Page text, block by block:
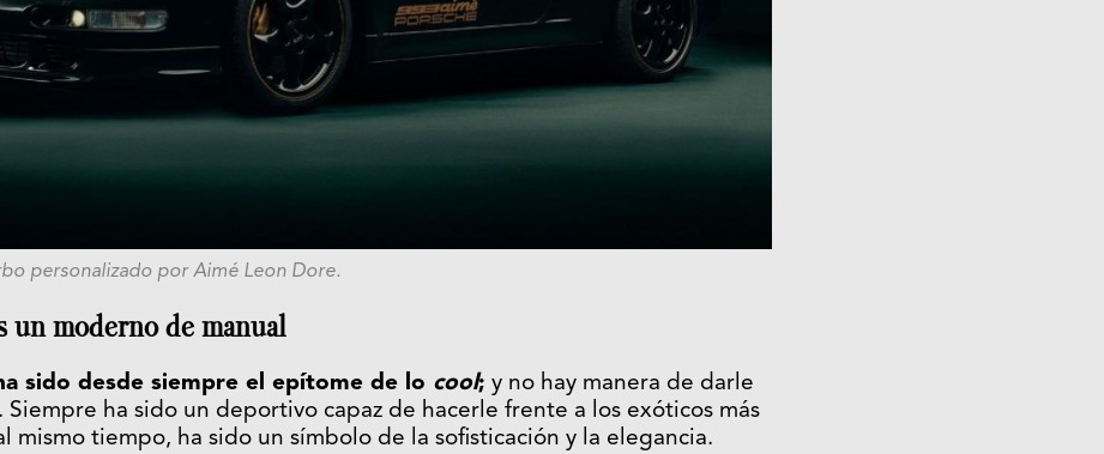
personalizado por Aimé Leon Dore.
un moderno de manual
sido desde siempre el epítome de lo cool; y no hay manera de darle
Siempre ha sido un deportivo capaz de hacerle frente a los exóticos más
mismo tiempo, ha sido un símbolo de la sofisticación y la elegancia.